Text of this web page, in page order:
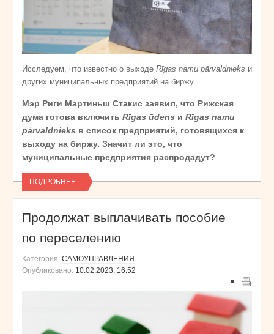
Исследуем, что известно о выходе Rīgas namu pārvaldnieks и
других муниципальных предприятий на биржу
Мэр Риги Мартиньш Стакис заявил, что Рижская
дума готова включить Rīgas ūdens и Rīgas namu
pārvaldnieks в список предприятий, готовящихся к
выходу на биржу. Значит ли это, что
муниципальные предприятия распродадут?
ПОДРОБНЕЕ...
Продолжат выплачивать пособие
по переселению
Категория: САМОУПРАВЛЕНИЯ
Опубликовано: 10.02.2023, 16:52